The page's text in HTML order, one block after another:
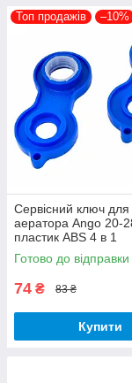
Топ продажів –10%
Сервісний ключ для
аератора Ango 20-
пластик ABS 4 в 1
універсальний
Готово до відправки
74 ₴ 83 ₴
Купити